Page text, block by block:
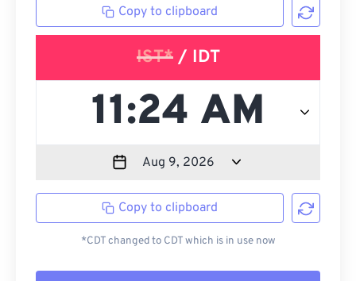
Copy to clipboard
IST*/ IDT
Copy to clipboard
*CDT changed to CDT which is in use now